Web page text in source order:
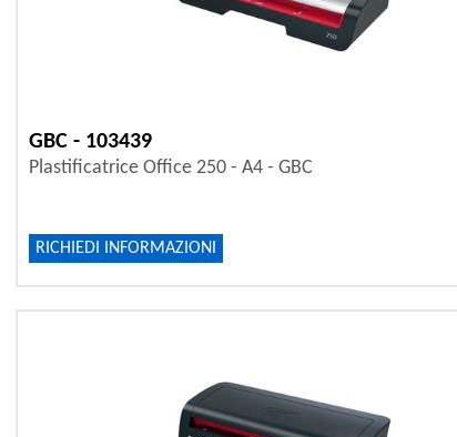
GBC - 103439
Plastificatrice Office 250 - A4 - GBC
RICHIEDI INFORMAZIONI